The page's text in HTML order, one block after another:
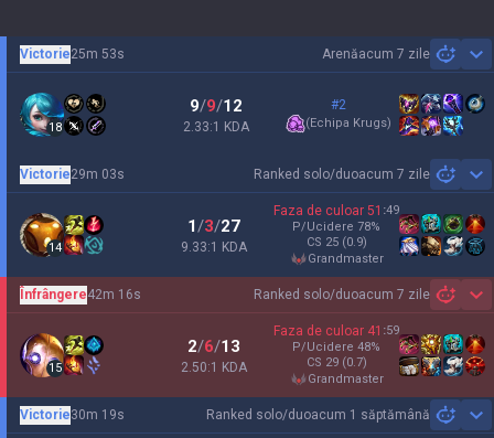
Arenăacum 7 zile
Victorie25m 53s
18
9/9/12
2.33:1 KDA
#2
(Echipa Krugs)
Ranked solo/duoacum 7 zile
Victorie29m 03s
14
1/3/27
9.33:1 KDA
Faza de culoar 51 :49
P/Ucidere 78%
CS 25 (0.9)
grandmaster
Ranked solo/duoacum 7 zile
Înfrângere42m 16s
15
2/6/13
2.50:1 KDA
Faza de culoar 41 :59
P/Ucidere 48%
CS 29 (0.7)
grandmaster
Ranked solo/duoacum 1 săptămână
Victorie30m 19s